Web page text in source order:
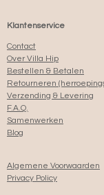
Klantenservice
Contact
Over Villa Hip
Bestellen & Betalen
Retourneren
Verzending & Levering
F.A.Q.
Samenwerken
Blog
Algemene Voorwaarden
Privacy Policy